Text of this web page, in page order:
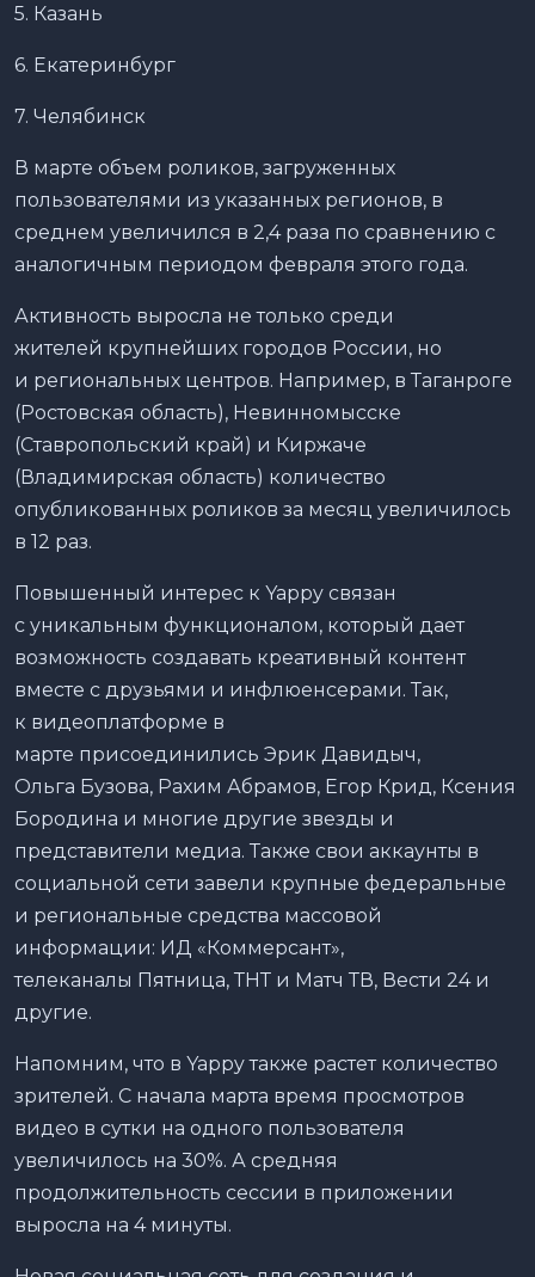
5. Казань
6. Екатеринбург
7. Челябинск
В марте объем роликов, загруженных
пользователями из указанных регионов, в
среднем увеличился в 2,4 раза по сравнению с
аналогичным периодом февраля этого года.
Активность выросла не только среди
жителей крупнейших городов России, но
и региональных центров. Например, в Таганроге
(Ростовская область), Невинномысске
(Ставропольский край) и Киржаче
(Владимирская область) количество
опубликованных роликов за месяц увеличилось
в 12 раз.
Повышенный интерес к Yappy связан
с уникальным функционалом, который дает
возможность создавать креативный контент
вместе с друзьями и инфлюенсерами. Так,
к видеоплатформе в
марте присоединились Эрик Давидыч,
Ольга Бузова, Рахим Абрамов, Егор Крид, Ксения
Бородина и многие другие звезды и
представители медиа. Также свои аккаунты в
социальной сети завели крупные федеральные
и региональные средства массовой
информации: ИД «Коммерсант»,
телеканалы Пятница, ТНТ и Матч ТВ, Вести 24 и
другие.
Напомним, что в Yappy также растет количество
зрителей. С начала марта время просмотров
видео в сутки на одного пользователя
увеличилось на 30%. А средняя
продолжительность сессии в приложении
выросла на 4 минуты.